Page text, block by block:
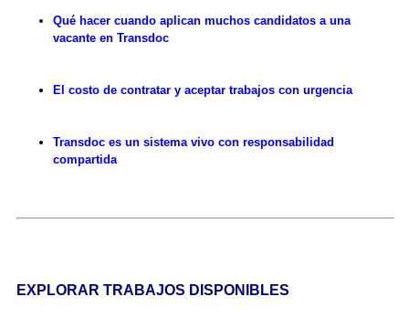
Qué hacer cuando aplican muchos candidatos a una
vacante en Transdoc
El costo de contratar y aceptar trabajos con urgencia
Transdoc es un sistema vivo con responsabilidad
compartida
EXPLORAR TRABAJOS DISPONIBLES